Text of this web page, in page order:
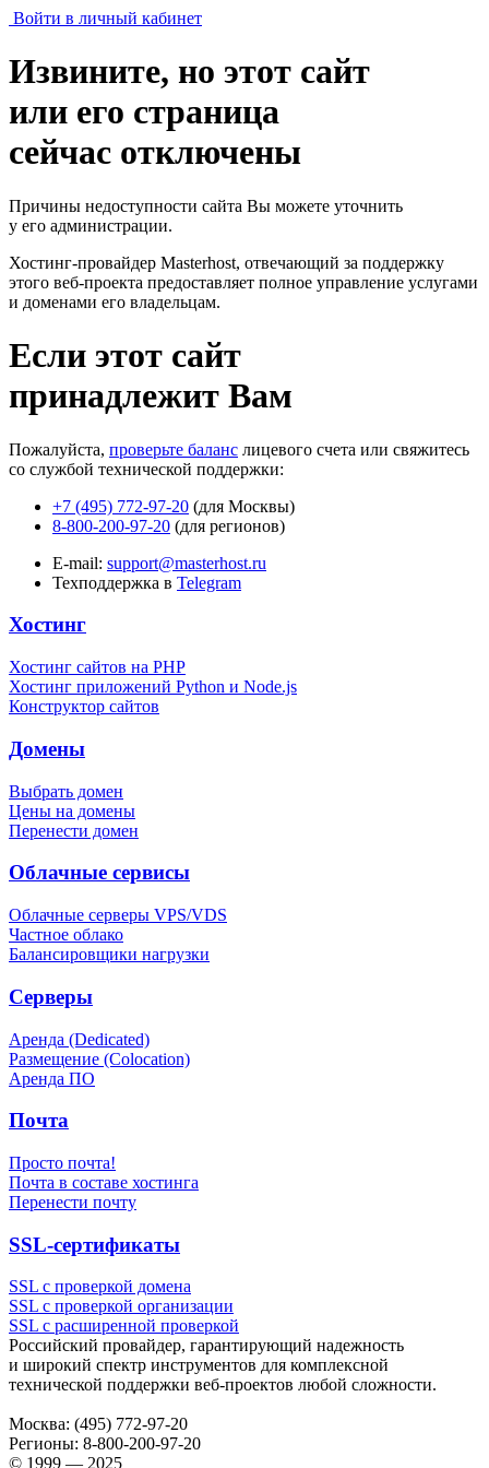
Войти в личный кабинет
Извините, но этот сайт
или его страница
сейчас отключены
Причины недоступности сайта Вы можете уточнить
у его администрации.
Хостинг-провайдер Masterhost, отвечающий за поддержку
этого веб-проекта предоставляет полное управление услугами
и доменами его владельцам.
Если этот сайт
принадлежит Вам
Пожалуйста, проверьте баланс лицевого счета или свяжитесь
со службой технической поддержки:
+7 (495) 772-97-20 (для Москвы)
8-800-200-97-20 (для регионов)
E-mail: support@masterhost.ru
Техподдержка в Telegram
Хостинг
Хостинг сайтов на PHP
Хостинг приложений Python и Node.js
Конструктор сайтов
Домены
Выбрать домен
Цены на домены
Перенести домен
Облачные сервисы
Облачные серверы VPS/VDS
Частное облако
Балансировщики нагрузки
Серверы
Аренда (Dedicated)
Размещение (Colocation)
Аренда ПО
Почта
Просто почта!
Почта в составе хостинга
Перенести почту
SSL-сертификаты
SSL с проверкой домена
SSL с проверкой организации
SSL с расширенной проверкой
Российский провайдер, гарантирующий надежность
и широкий спектр инструментов для комплексной
технической поддержки веб-проектов любой сложности.
Москва: (495) 772-97-20
Регионы: 8-800-200-97-20
© 1999 — 2025